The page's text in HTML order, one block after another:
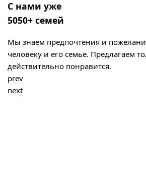
С нами уже
5050+ семей
Мы знаем предпочтения и
человеку и его семье. Предлагаем
действительно понравится.
prev
next